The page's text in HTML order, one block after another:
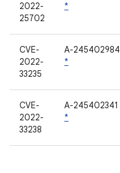
2022-
25702
*
CVE-
2022-
33235
A-245402984
*
CVE-
2022-
33238
A-245402341
*